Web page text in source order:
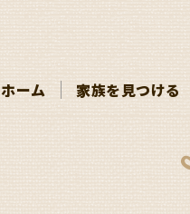
ホーム 家族を見つける